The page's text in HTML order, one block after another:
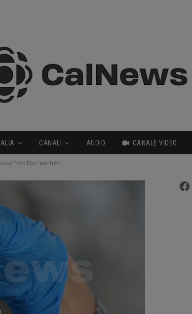
CANALI AUDIO CANALE VIDEO
il “Vax Day” per tutti.